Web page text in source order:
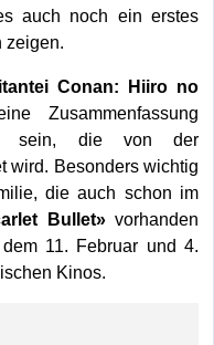
auch noch ein erstes
zeigen.
Conan: Hiiro no
Zusammenfassung
sein, die von der
wird. Besonders wichtig
die auch schon im
Bullet»vorhanden
11. Februar und 4.
Kinos.